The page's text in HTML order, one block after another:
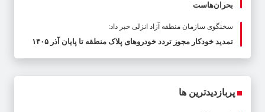
بحران‌هاست
سخنگوی سازمان منطقه آزاد انزلی خبر داد:
تمدید خودکار مجوز تردد خودروهای پلاک منطقه تا پایان آذر ۱۴۰۵
پربازدیدترین ها